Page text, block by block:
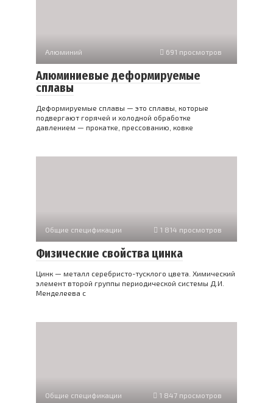
Алюминий 691 просмотров
Алюминиевые деформируемые
сплавы
Деформируемые сплавы — это сплавы, которые
подвергают горячей и холодной обработке
давлением — прокатке, прессованию, ковке
Общие спецификации 1 814 просмотров
Физические свойства цинка
Цинк — металл серебристо-тусклого цвета. Химический
элемент второй группы периодической системы Д.И.
Менделеева с
Общие спецификации 1 847 просмотров